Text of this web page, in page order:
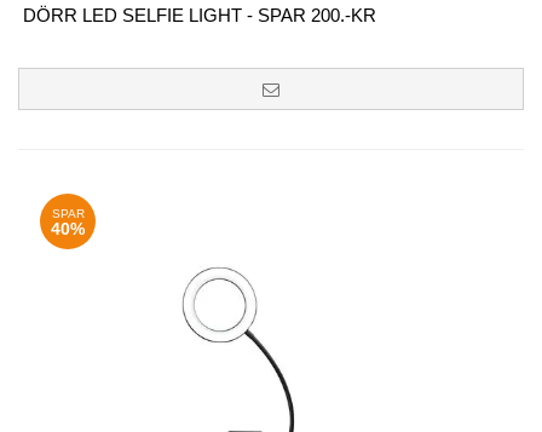
DÖRR LED SELFIE LIGHT - SPAR 200.-KR
SPAR
40%